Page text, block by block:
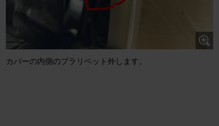
カバーの内側のプラリベット外します。